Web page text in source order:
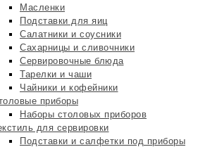
Масленки
Подставки для яиц
Салатники и соусники
Сахарницы и сливочники
Сервировочные блюда
Тарелки и чаши
Чайники и кофейники
приборы
Наборы столовых приборов
для сервировки
Подставки и салфетки под приборы